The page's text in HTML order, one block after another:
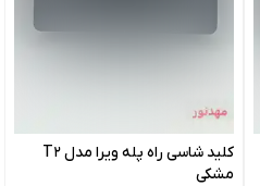
کلید شاسی راه پله ویرا مدل T2
مشکی